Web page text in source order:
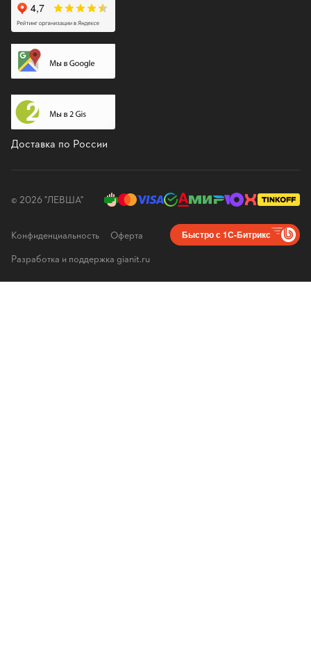
Доставка по России
© 2026 "ЛЕВША"
Конфиденциальность Оферта Быстро с 1С-Битрикс
Разработка и поддержка gianit.ru